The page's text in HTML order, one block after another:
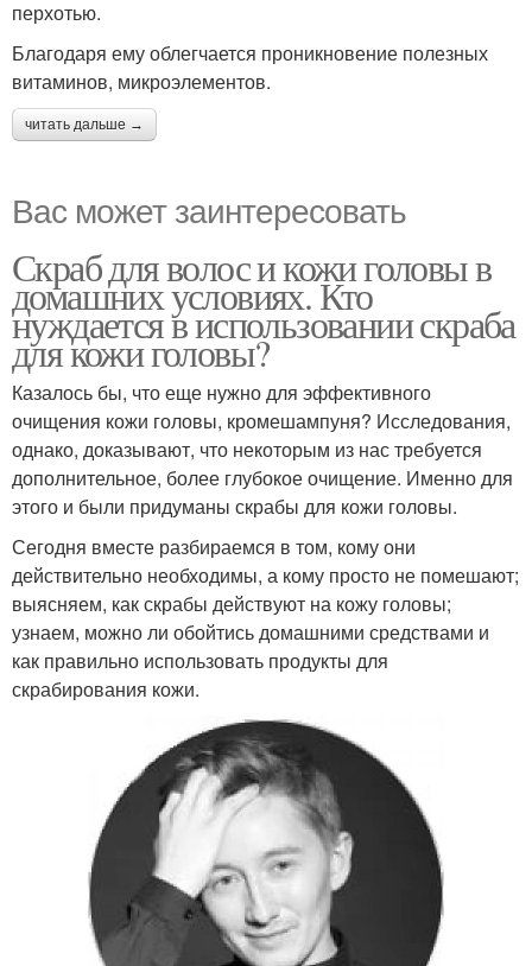
перхотью.
Благодаря ему облегчается проникновение полезных
витаминов, микроэлементов.
читать дальше →
Вас может заинтересовать
Скраб для волос и кожи головы в
домашних условиях. Кто
нуждается в использовании скраба
для кожи головы?
Казалось бы, что еще нужно для эффективного
очищения кожи головы, кромешампуня? Исследования,
однако, доказывают, что некоторым из нас требуется
дополнительное, более глубокое очищение. Именно для
этого и были придуманы скрабы для кожи головы.
Сегодня вместе разбираемся в том, кому они
действительно необходимы, а кому просто не помешают;
выясняем, как скрабы действуют на кожу головы;
узнаем, можно ли обойтись домашними средствами и
как правильно использовать продукты для
скрабирования кожи.